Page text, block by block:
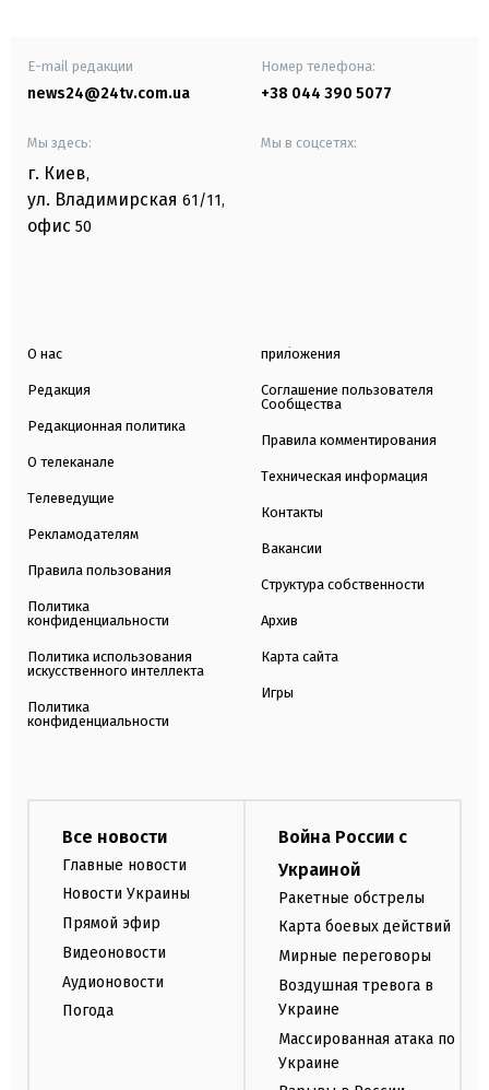
E-mail редакции
news24@24tv.com.ua
Номер телефона:
+38 044 390 5077
Мы здесь:
г. Киев,
ул. Владимирская 61/11,
офис 50
Мы в соцсетях:
О нас
Редакция
Редакционная политика
О телеканале
Телеведущие
Рекламодателям
Правила пользования
Политика
конфиденциальности
Политика использования
искусственного интеллекта
Политика
конфиденциальности
приложения
Соглашение пользователя
Сообщества
Правила комментирования
Техническая информация
Контакты
Вакансии
Структура собственности
Архив
Карта сайта
Игры
Все новости
Главные новости
Новости Украины
Прямой эфир
Видеоновости
Аудионовости
Погода
Война России с
Украиной
Ракетные обстрелы
Карта боевых действий
Мирные переговоры
Воздушная тревога в
Украине
Массированная атака по
Украине